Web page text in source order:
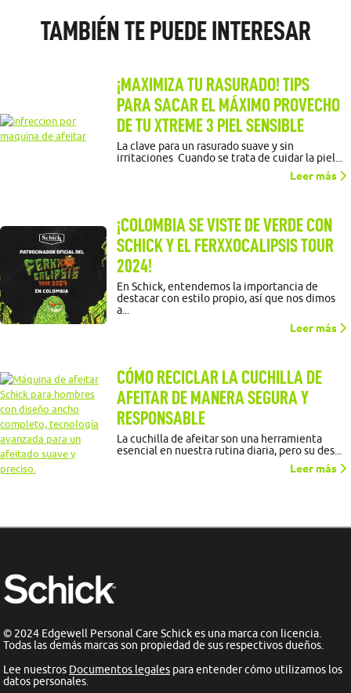
TAMBIÉN TE PUEDE INTERESAR
¡MAXIMIZA TU RASURADO! TIPS
PARA SACAR EL MÁXIMO PROVECHO
DE TU XTREME 3 PIEL SENSIBLE
La clave para un rasurado suave y sin
irritaciones Cuando se trata de cuidar la piel...
Leer más
¡COLOMBIA SE VISTE DE VERDE CON
SCHICK Y EL FERXXOCALIPSIS TOUR
2024!
En Schick, entendemos la importancia de
destacar con estilo propio, así que nos dimos
a...
Leer más
CÓMO RECICLAR LA CUCHILLA DE
AFEITAR DE MANERA SEGURA Y
RESPONSABLE
La cuchilla de afeitar son una herramienta
esencial en nuestra rutina diaria, pero su des...
Leer más
© 2024 Edgewell Personal Care Schick es una marca con licencia.
Todas las demás marcas son propiedad de sus respectivos dueños.
Lee nuestros Documentos legales para entender cómo utilizamos los
datos personales.